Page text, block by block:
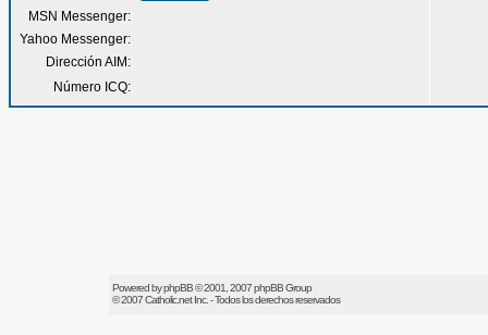
MSN Messenger:
Yahoo Messenger:
Dirección AIM:
Número ICQ:
Powered byphpBB© 2001, 2007 phpBB Group
© 2007Catholic.netInc. - Todos los derechos reservados